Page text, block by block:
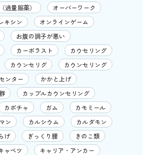
過量服薬）
オーバーワーク
キシン
オンラインゲーム
お腹の調子が悪い
カーボラスト
カウセリング
カウンセリグ
カウンセリング
ンター
かかと上げ
カップルカウンセリング
カボチャ ガム
カモミール
ン
カルシウム
カルダモン
げ ぎっくり腰
きのこ類
ャベツ
キャリア・アンカー